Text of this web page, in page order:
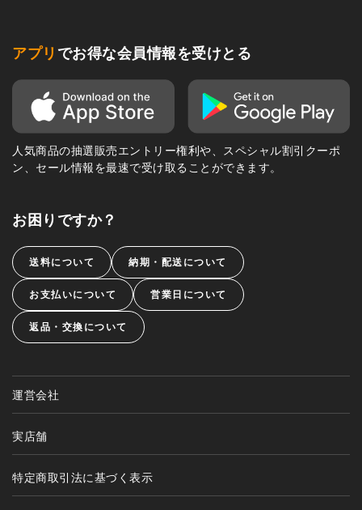
アプリ でお得な会員情報を受けとる
人気商品の抽選販売エントリー権利や、スペシャル割引クーポ
ン、セール情報を最速で受け取ることができます。
お困りですか？
送料について 納期・配送について
お支払いについて 営業日について
返品・交換について
運営会社
実店舗
特定商取引法に基づく表示